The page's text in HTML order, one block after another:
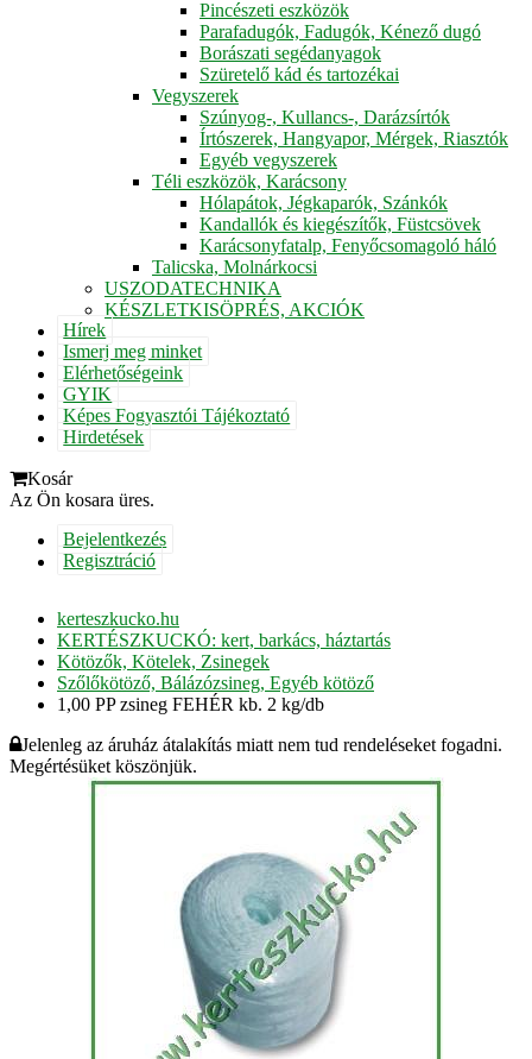
Pincészeti eszközök
Parafadugók, Fadugók, Kénező dugó
Borászati segédanyagok
Szüretelő kád és tartozékai
Vegyszerek
Szúnyog-, Kullancs-, Darázsírtók
Írtószerek, Hangyapor, Mérgek, Riasztók
Egyéb vegyszerek
Téli eszközök, Karácsony
Hólapátok, Jégkaparók, Szánkók
Kandallók és kiegészítők, Füstcsövek
Karácsonyfatalp, Fenyőcsomagoló háló
Talicska, Molnárkocsi
USZODATECHNIKA
KÉSZLETKISÖPRÉS, AKCIÓK
Hírek
Ismerj meg minket
Elérhetőségeink
GYIK
Képes Fogyasztói Tájékoztató
Hirdetések
Kosár
Az Ön kosara üres.
Bejelentkezés
Regisztráció
kerteszkucko.hu
KERTÉSZKUCKÓ: kert, barkács, háztartás
Kötözők, Kötelek, Zsinegek
Szőlőkötöző, Bálázózsineg, Egyéb kötöző
1,00 PP zsineg FEHÉR kb. 2 kg/db
Jelenleg az áruház átalakítás miatt nem tud rendeléseket fogadni.
Megértésüket köszönjük.